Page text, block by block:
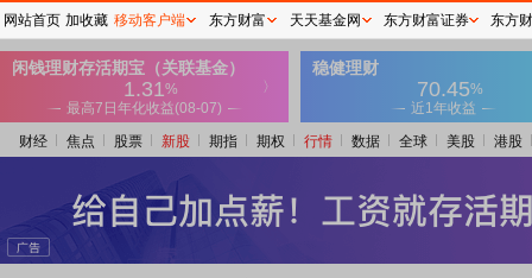
财经 焦点 股票 新股 期指 期权 行情 数据 全球 美股 港股
网站首页 加收藏 移动客户端 东方财富 天天基金网 东方财富证券 东方